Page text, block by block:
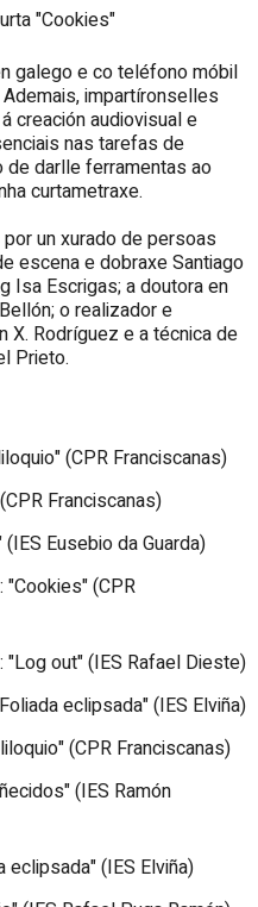
"Cookies"
galego e co teléfono móbil
impartíronselles
creación audiovisual e
nas tarefas de
darlle ferramentas ao
curtametraxe.
un xurado de persoas
escena e dobraxe Santiago
Isa Escrigas; a doutora en
o realizador e
X. Rodríguez e a técnica de
Prieto.
(CPR Franciscanas)
Franciscanas)
Eusebio da Guarda)
(CPR
out" (IES Rafael Dieste)
eclipsada" (IES Elviña)
(CPR Franciscanas)
(IES Ramón
(IES Elviña)